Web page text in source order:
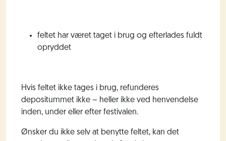
feltet har været taget i brug og efterlades fuldt
opryddet
Hvis feltet ikke tages i brug, refunderes
depositummet ikke – heller ikke ved henvendelse
inden, under eller efter festivalen.
Ønsker du ikke selv at benytte feltet, kan det